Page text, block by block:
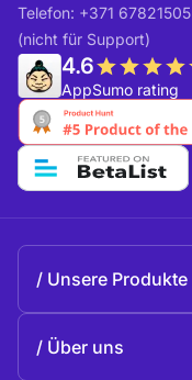
Telefon: +371 67821505
(nicht für Support)
4.6
AppSumo rating
Unsere Produkte
Über uns